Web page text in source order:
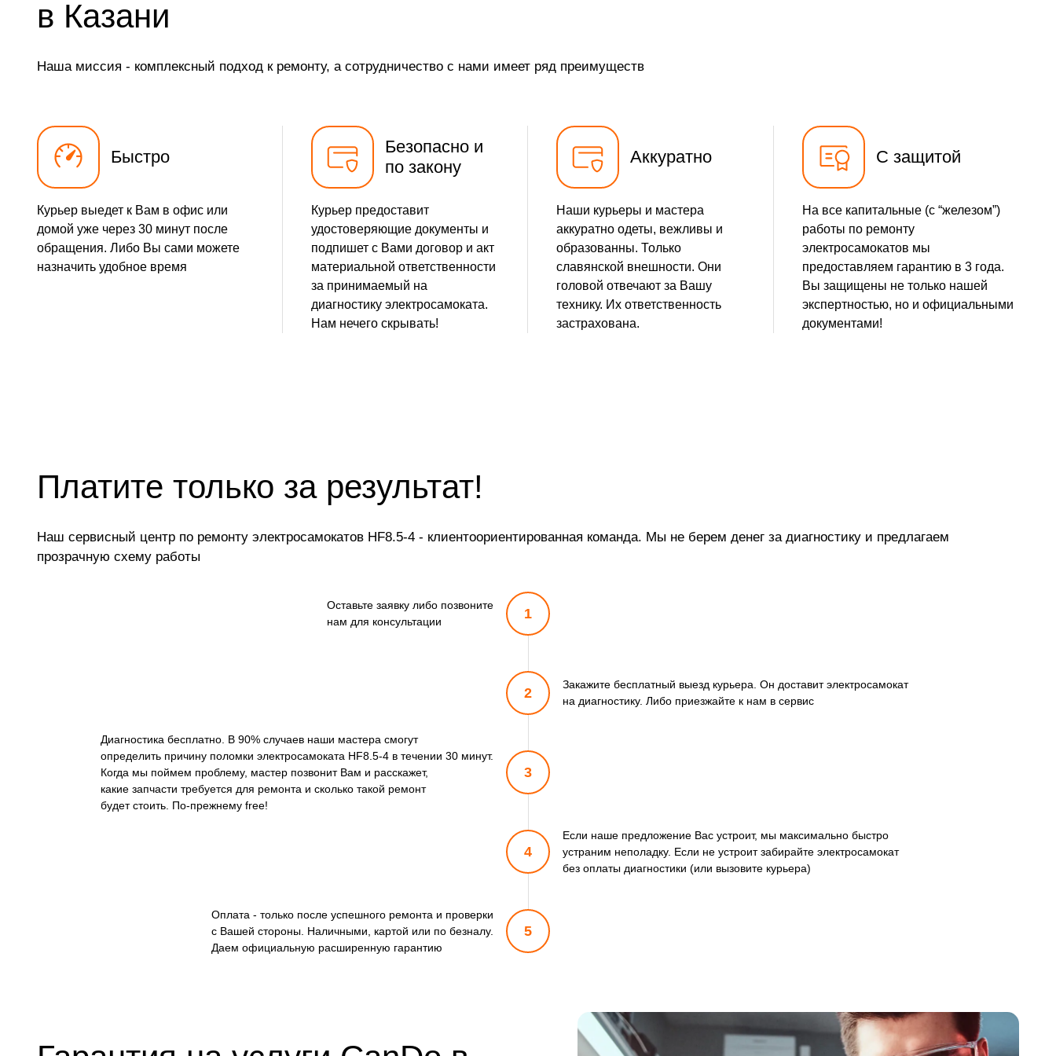
в Казани
Наша миссия - комплексный подход к ремонту, а сотрудничество с нами имеет ряд преимуществ
Быстро
Курьер выедет к Вам в офис или
домой уже через 30 минут после
обращения. Либо Вы сами можете
назначить удобное время
Безопасно и
по закону
Курьер предоставит
удостоверяющие документы и
подпишет с Вами договор и акт
материальной ответственности
за принимаемый на
диагностику электросамоката.
Нам нечего скрывать!
Аккуратно
Наши курьеры и мастера
аккуратно одеты, вежливы и
образованны. Только
славянской внешности. Они
головой отвечают за Вашу
технику. Их ответственность
застрахована.
С защитой
На все капитальные (с “железом”)
работы по ремонту
электросамокатов мы
предоставляем гарантию в 3 года.
Вы защищены не только нашей
экспертностью, но и официальными
документами!
Платите только за результат!
Наш сервисный центр по ремонту электросамокатов HF8.5-4 - клиентоориентированная команда. Мы не берем денег за диагностику и предлагаем
прозрачную схему работы
Оставьте заявку либо позвоните
нам для консультации
Диагностика бесплатно. В 90% случаев наши мастера смогут
определить причину поломки электросамоката HF8.5-4 в течении 30 минут.
Когда мы поймем проблему, мастер позвонит Вам и расскажет,
какие запчасти требуется для ремонта и сколько такой ремонт
будет стоить. По-прежнему free!
Оплата - только после успешного ремонта и проверки
с Вашей стороны. Наличными, картой или по безналу.
Даем официальную расширенную гарантию
1
2
3
4
5
Закажите бесплатный выезд курьера. Он доставит электросамокат
на диагностику. Либо приезжайте к нам в сервис
Если наше предложение Вас устроит, мы максимально быстро
устраним неполадку. Если не устроит забирайте электросамокат
без оплаты диагностики (или вызовите курьера)